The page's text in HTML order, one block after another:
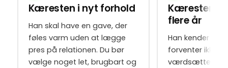
Kæresten i nyt forhold
Han skal have en gave, der
føles varm uden at lægge
pres på relationen. Du bør
vælge noget let, brugbart og
Kæresten
flere år
Han kender dig
forventer ikke
værdsætter